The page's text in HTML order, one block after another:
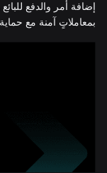
إضافة أمر والدفع
بمعاملاتٍ آمنة مع